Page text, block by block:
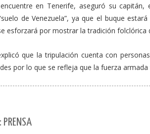
en Tenerife, aseguró su
de Venezuela”, ya que el buque
esforzará por mostrar la tradición folclórica
que la tripulación cuenta con
por lo que se refleja que la fuerza armada
PRENSA